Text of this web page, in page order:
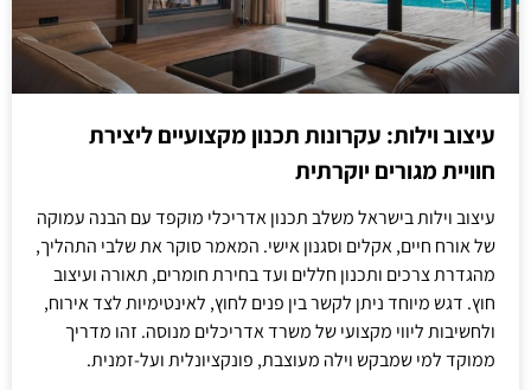
עיצוב וילות: עקרונות תכנון מקצועיים ליצירת
חוויית מגורים יוקרתית
עיצוב וילות בישראל משלב תכנון אדריכלי מוקפד עם הבנה עמוקה
של אורח חיים, אקלים וסגנון אישי. המאמר סוקר את שלבי התהליך,
מהגדרת צרכים ותכנון חללים ועד בחירת חומרים, תאורה ועיצוב
חוץ. דגש מיוחד ניתן לקשר בין פנים לחוץ, לאינטימיות לצד אירוח,
ולחשיבות ליווי מקצועי של משרד אדריכלים מנוסה. זהו מדריך
ממוקד למי שמבקש וילה מעוצבת, פונקציונלית ועל-זמנית.